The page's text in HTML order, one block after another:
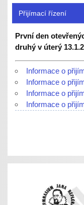
Přijímací řízení
První den
druhý v úterý
Informace o
Informace o
Informace o
Informace o